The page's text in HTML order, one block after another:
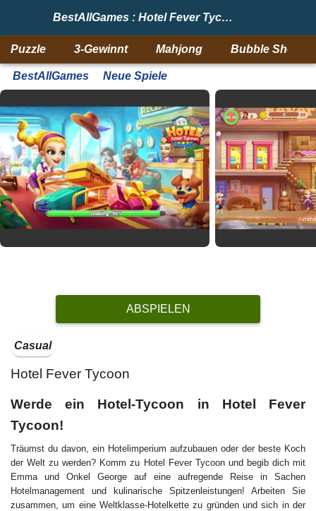
BestAllGames : Hotel Fever Tycoon
Puzzle 3-Gewinnt Mahjong Bubble Shooter
BestAllGames Neue Spiele
ABSPIELEN
Casual
Hotel Fever Tycoon
Werde ein Hotel-Tycoon in Hotel Fever
Tycoon!
Träumst du davon, ein Hotelimperium aufzubauen oder der beste Koch
der Welt zu werden? Komm zu Hotel Fever Tycoon und begib dich mit
Emma und Onkel George auf eine aufregende Reise in Sachen
Hotelmanagement und kulinarische Spitzenleistungen! Arbeiten Sie
zusammen, um eine Weltklasse-Hotelkette zu gründen und sich in der